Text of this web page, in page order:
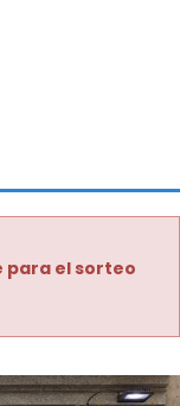
para el sorteo